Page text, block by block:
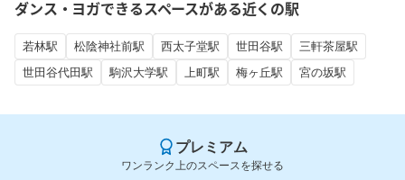
ダンス・ヨガできるスペースがある近くの駅
若林駅 松陰神社前駅 西太子堂駅 世田谷駅
三軒茶屋駅
世田谷代田駅
駒沢大学駅 上町駅 梅ヶ丘駅 宮の坂駅
プレミアム
ワンランク上のスペースを探せる